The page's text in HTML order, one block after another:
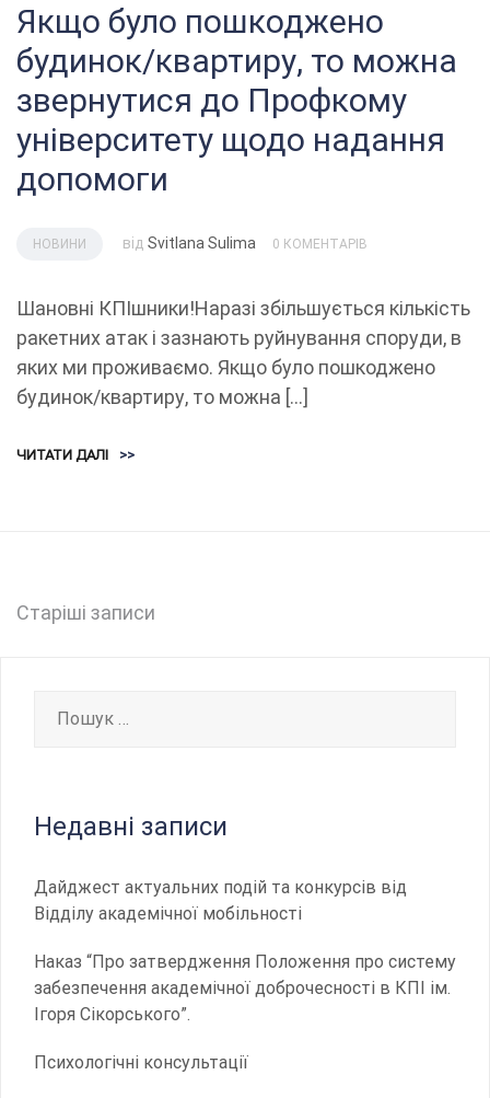
Якщо було пошкоджено
будинок/квартиру, то можна
звернутися до Профкому
університету щодо надання
допомоги
НОВИНИ від Svitlana Sulima 0 КОМЕНТАРІВ
Шановні КПІшники!Наразі збільшується кількість
ракетних атак і зазнають руйнування споруди, в
яких ми проживаємо. Якщо було пошкоджено
будинок/квартиру, то можна […]
ЧИТАТИ ДАЛІ >>
Навігація
Старіші записи
Недавні записи
Дайджест актуальних подій та конкурсів від
Відділу академічної мобільності
Наказ “Про затвердження Положення про систему
забезпечення академічної доброчесності в КПІ ім.
Ігоря Сікорського”.
Психологічні консультації